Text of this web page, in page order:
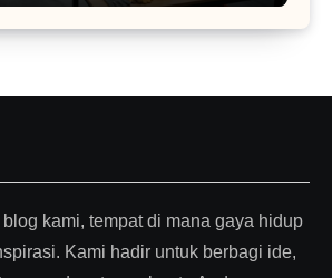
kami, tempat di mana gaya hidup
Kami hadir untuk berbagi ide,